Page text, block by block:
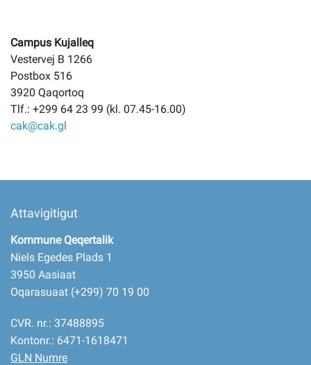
Campus Kujalleq
Vestervej B 1266
Postbox 516
3920 Qaqortoq
Tlf.: +299 64 23 99 (kl. 07.45-16.00)
cak@cak.gl
Attavigitigut
Kommune Qeqertalik
Niels Egedes Plads 1
3950 Aasiaat
Oqarasuaat (+299) 70 19 00
CVR. nr.: 37488895
Kontonr.: 6471-1618471
GLN Numre